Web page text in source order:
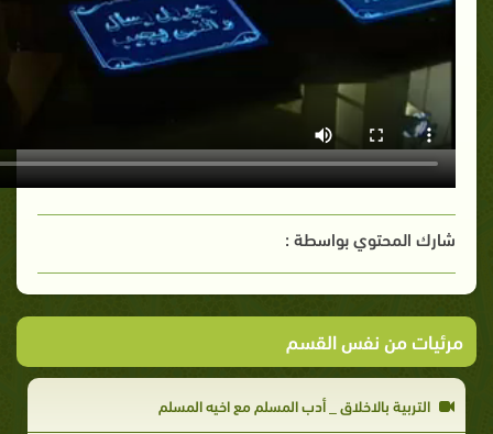
شارك المحتوي بواسطة :
مرئيات من نفس القسم
التربية بالاخلاق _ أدب المسلم مع اخيه المسلم